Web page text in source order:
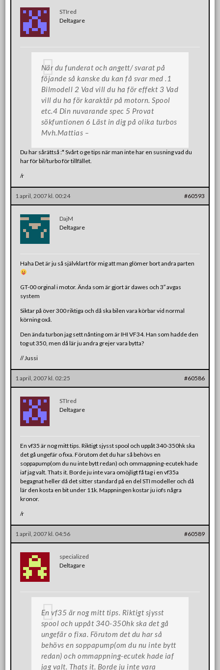
STIred
Deltagare
När du funderat och angett/ svarat på
föjande så kanske du kan få svar med .1
Bilmodell 2 Vad vill du ha för effekt 3 Vad
vill du ha för karaktär på motorn. Spool
etc.4 Din nuvarande spec 5 Provat
sökfuntionen 6 Läst in dig på olika turbos
Mvh.Mattias –
Du har sårättså :* Svårt o ge tips när man inte har en susning vad du
har för bil/turbo för tillfället.
/r
1 april, 2007 kl. 00:24 #60593
DajM
Deltagare
Haha Det är ju så självklart för mig att man glömer bort andra parten
GT-00 orginal i motor. Ända som är gjort är dawes och 3″ avgas
system
Siktar på över 300 riktiga och då ska bilen vara körbar vid normal
körning oxå.
Den ända turbon jag sett nånting om är IHI VF34. Han som hadde den
tog ut 350, men då lär ju andra grejer vara bytta?
// Jussi
1 april, 2007 kl. 02:25 #60586
STIred
Deltagare
En vf35 är nog mitt tips. Riktigt sjysst spool och uppåt 340-350hk ska
det gå ungefär o fixa. Förutom det du har så behövs en
soppapump(om du nu inte bytt redan) och ommappning-ecutek hade
iaf jag valt. Thats it. Borde ju inte vara omöjligt få tag i en vf35a
begagnat heller då det sitter standard på en del STI modeller och då
lär den kosta en bit under 11k. Mappningen kostar ju iofs några
kronor.
/r
1 april, 2007 kl. 04:56 #60589
specialized
Deltagare
En vf35 är nog mitt tips. Riktigt sjysst
spool och uppåt 340-350hk ska det gå
ungefär o fixa. Förutom det du har så
behövs en soppapump(om du nu inte bytt
redan) och ommappning-ecutek hade iaf
jag valt. Thats it. Borde ju inte vara